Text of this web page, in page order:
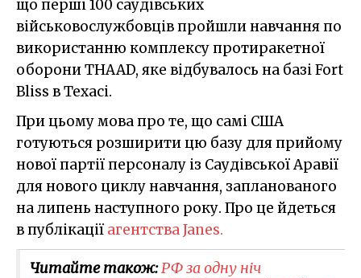
що перші 100 саудівських
військовослужбовців пройшли навчання по
використанню комплексу протиракетної
оборони THAAD, яке відбувалось на базі Fort
Bliss в Техасі.
При цьому мова про те, що самі США
готуються розширити цю базу для прийому
нової партії персоналу із Саудівської Аравії
для нового циклу навчання, запланованого
на липень наступного року. Про це йдеться
в публікації агентства Janes.
Читайте також:РФ за одну ніч